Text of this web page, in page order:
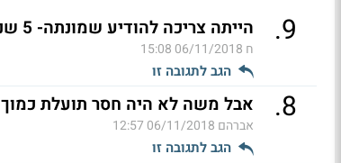
9
. הייתה צריכה להודיע שמונתה- 5 שנים לא מעלים ריבית ופורשת
ח 06/11/2018 15:08
הגב לתגובה זו
8
. אבל משה לא היה חסר תועלת כמוך
אברהם 06/11/2018 12:57
הגב לתגובה זו